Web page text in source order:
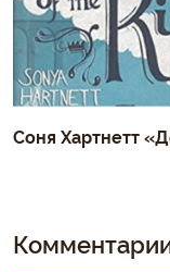
Соня Хартнетт